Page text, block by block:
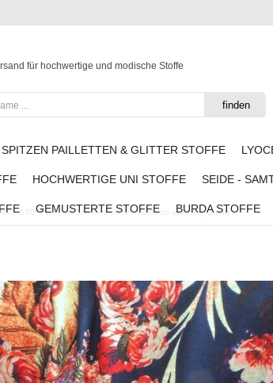
für hochwertige und modische Stoffe
SPITZEN PAILLETTEN & GLITTER STOFFE
HOCHWERTIGE UNI STOFFE SEIDE -
GEMUSTERTE STOFFE BURDA STOFFE
STOFFE /Fein Strick mit Rosen Bedruckt auf Navy Grund